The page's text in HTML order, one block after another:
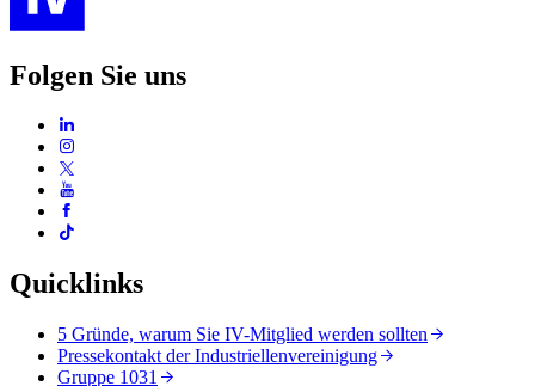
Folgen Sie uns
Quicklinks
5 Gründe, warum Sie IV-Mitglied werden sollten
Pressekontakt der Industriellenvereinigung
Gruppe 1031